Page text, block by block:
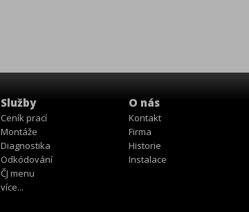
Služby
Ceník prací
Montáže
Diagnostika
Odkódování
ČJ menu
více...
O nás
Kontakt
Firma
Historie
Instalace